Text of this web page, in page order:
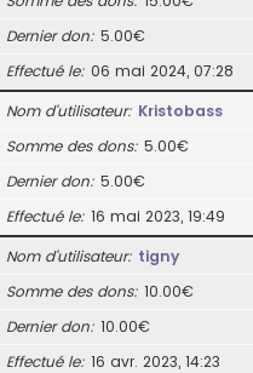
Dernier don 5.00€
Effectué le 06 mai 2024, 07:28
Nom d’utilisateur Kristobass
Somme des dons 5.00€
Dernier don 5.00€
Effectué le 16 mai 2023, 19:49
Nom d’utilisateur tigny
Somme des dons 10.00€
Dernier don 10.00€
Effectué le 16 avr. 2023, 14:23